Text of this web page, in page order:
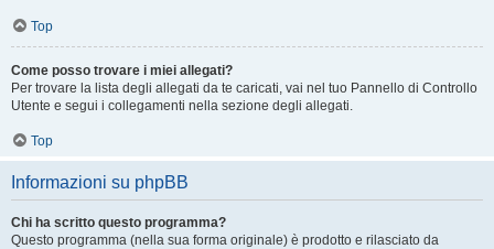
Top
Come posso trovare i miei allegati?
Per trovare la lista degli allegati da te caricati, vai nel tuo Pannello di Controllo
Utente e segui i collegamenti nella sezione degli allegati.
Top
Informazioni su phpBB
Chi ha scritto questo programma?
Questo programma (nella sua forma originale) è prodotto e rilasciato da